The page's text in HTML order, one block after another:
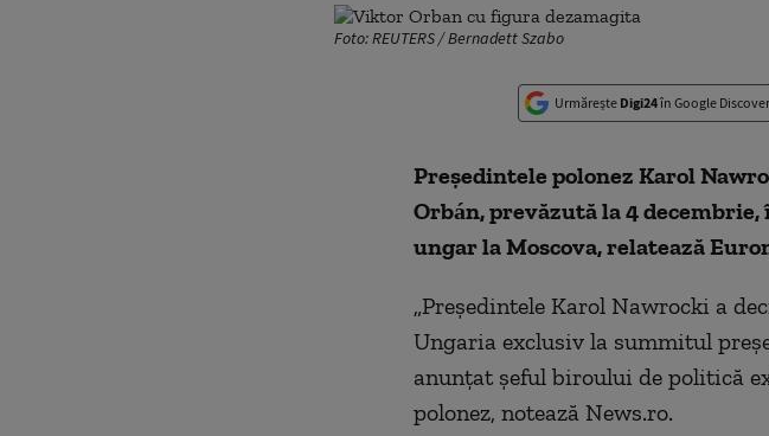
Foto: REUTERS / Bernadett Szabo
Urmărește Digi24în Google Discover
Preşedintele polonez Karol
Orbán, prevăzută la 4
ungar la Moscova, relatează
„Preşedintele Karol Nawrocki a
Ungaria exclusiv la summitul
anunţat şeful biroului de politică
polonez, notează News.ro.